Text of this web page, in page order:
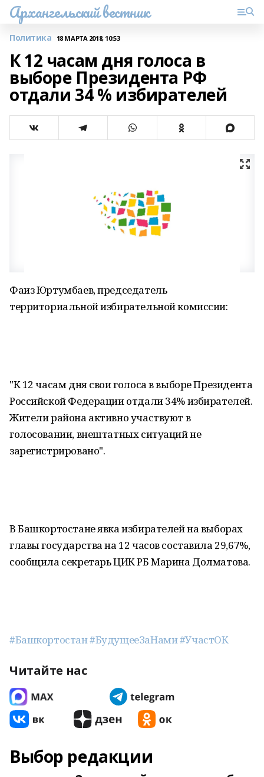
Архангельский вестник
Политика 18 МАРТА 2018, 10:53
К 12 часам дня голоса в
выборе Президента РФ
отдали 34 % избирателей
Фаиз Юртумбаев, председатель
территориальной избирательной комиссии:
"К 12 часам дня свои голоса в выборе Президента
Российской Федерации отдали 34% избирателей.
Жители района активно участвуют в
голосовании, внештатных ситуаций не
зарегистрировано".
В Башкортостане явка избирателей на выборах
главы государства на 12 часов составила 29,67%,
сообщила секретарь ЦИК РБ Марина Долматова.
#Башкортостан#БудущееЗаНами#УчастОК
Читайте нас
Выбор редакции